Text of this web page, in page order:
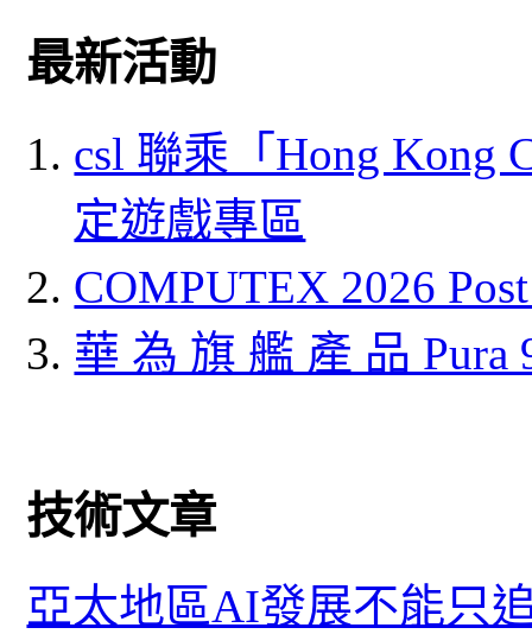
最新活動
csl 聯乘「Hong Kong
定遊戲專區
COMPUTEX 2026
華 為 旗 艦 產 品 Pura
技術文章
亞太地區AI發展不能只